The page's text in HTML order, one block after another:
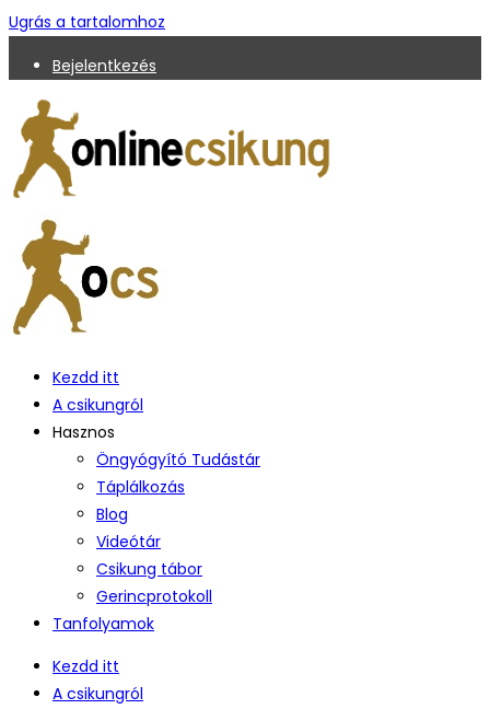
Ugrás a tartalomhoz
Bejelentkezés
Kezdd itt
A csikungról
Hasznos
Öngyógyító Tudástár
Táplálkozás
Blog
Videótár
Csikung tábor
Gerincprotokoll
Tanfolyamok
Kezdd itt
A csikungról